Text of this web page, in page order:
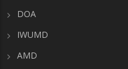
DOA
IWUMD
AMD